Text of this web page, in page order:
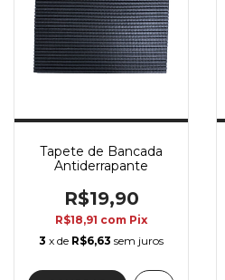
Tapete de Bancada
Antiderrapante
R$19,90
R$18,91 com Pix
3 x de R$6,63 sem juros